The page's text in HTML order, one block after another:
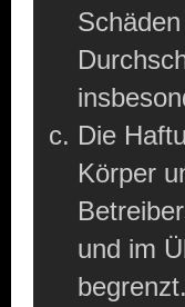
Die
Körper
und im